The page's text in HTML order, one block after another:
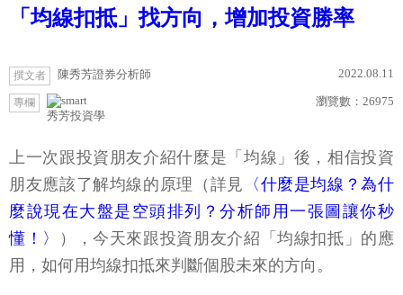
「均線扣抵」找方向，增加投資勝率
撰文者 陳秀芳證券分析師 2022.08.11
專欄
秀芳投資學
瀏覽數： 26975
上一次跟投資朋友介紹什麼是「均線」後，相信投資
朋友應該了解均線的原理（詳見 〈什麼是均線？為什
麼說現在大盤是空頭排列？分析師用一張圖讓你秒
懂！〉
），今天來跟投資朋友介紹「均線扣抵」的應
用，如何用均線扣抵來判斷個股未來的方向。